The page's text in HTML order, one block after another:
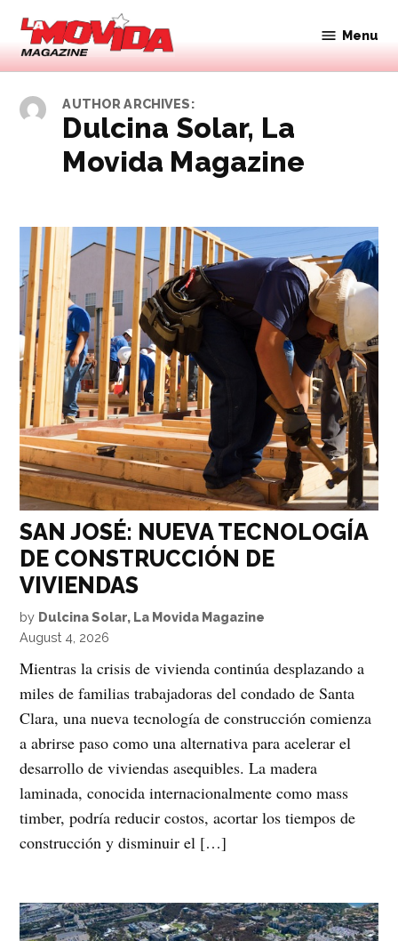
Skip
content
Movida
Magazine
Menu
AUTHOR ARCHIVES:
Dulcina Solar, La
Movida Magazine
SAN JOSÉ: NUEVA TECNOLOGÍA
DE CONSTRUCCIÓN DE
VIVIENDAS
by Dulcina Solar, La Movida Magazine
August 4, 2026
Mientras la crisis de vivienda continúa desplazando a
miles de familias trabajadoras del condado de Santa
Clara, una nueva tecnología de construcción comienza
a abrirse paso como una alternativa para acelerar el
desarrollo de viviendas asequibles. La madera
laminada, conocida internacionalmente como mass
timber, podría reducir costos, acortar los tiempos de
construcción y disminuir el […]